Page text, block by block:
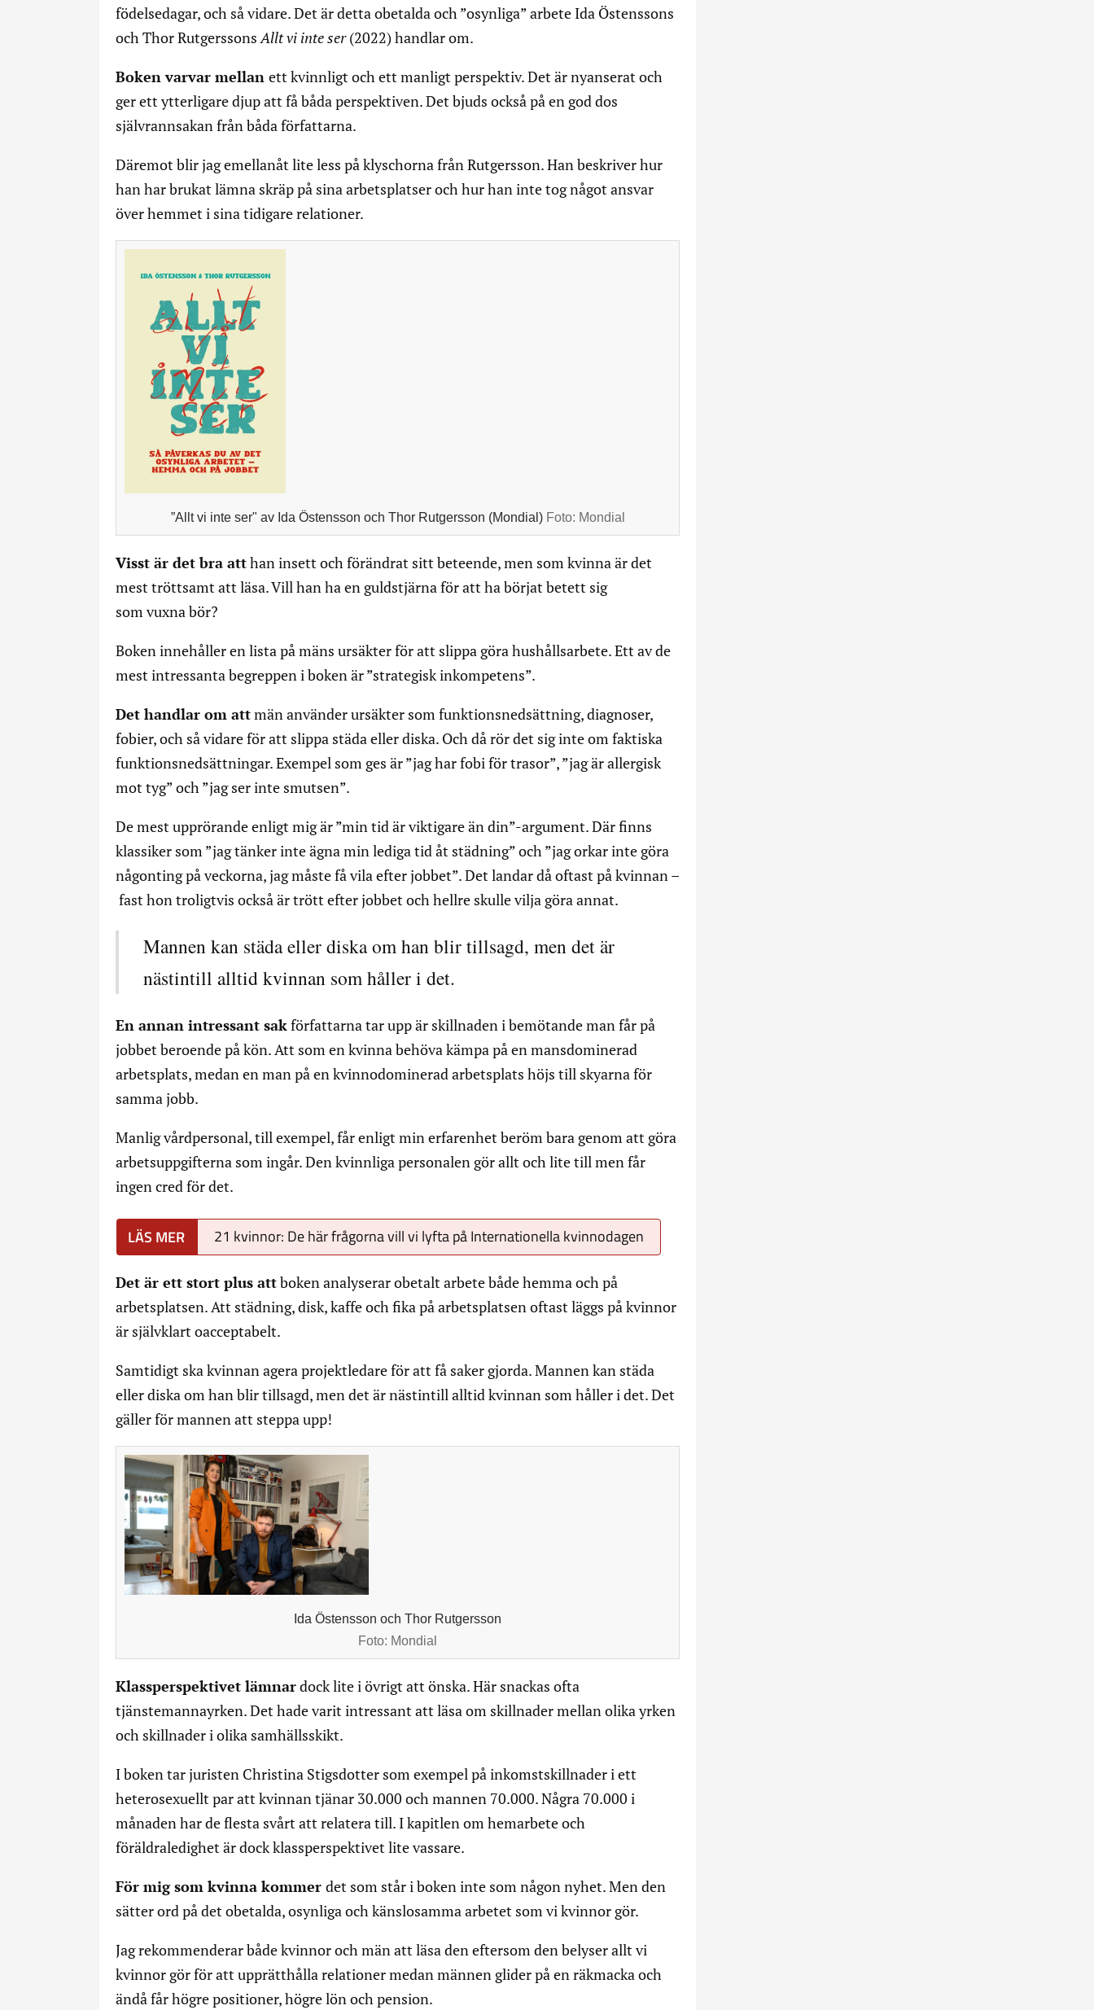
födelsedagar, och så vidare. Det är detta obetalda och ”osynliga” arbete Ida Östenssons
och Thor RutgerssonsAllt vi inte ser(2022) handlar om.
Boken varvar mellan ett kvinnligt och ett manligt perspektiv. Det är nyanserat och
ger ett ytterligare djup att få båda perspektiven. Det bjuds också på en god dos
självrannsakan från båda författarna.
Däremot blir jag emellanåt lite less på klyschorna från Rutgersson. Han beskriver hur
han har brukat lämna skräp på sina arbetsplatser och hur han inte tog något ansvar
över hemmet i sina tidigare relationer.
”Allt vi inte ser" av Ida Östensson och Thor Rutgersson (Mondial) Foto: Mondial
Visst är det bra atthan insett och förändrat sitt beteende, men som kvinna är det
mest tröttsamt att läsa. Vill han ha en guldstjärna för att ha börjat betett sig
som vuxna bör?
Boken innehåller en lista på mäns ursäkter för att slippa göra hushållsarbete. Ett av de
mest intressanta begreppen i boken är ”strategisk inkompetens”.
Det handlar om attmän använder ursäkter som funktionsnedsättning, diagnoser,
fobier, och så vidare för att slippa städa eller diska. Och då rör det sig inte om faktiska
funktionsnedsättningar. Exempel som ges är ”jag har fobi för trasor”, ”jag är allergisk
mot tyg” och ”jag ser inte smutsen”.
De mest upprörande enligt mig är ”min tid är viktigare än din”-argument. Där finns
klassiker som ”jag tänker inte ägna min lediga tid åt städning” och ”jag orkar inte göra
någonting på veckorna, jag måste få vila efter jobbet”. Det landar då oftast på kvinnan –
fast hon troligtvis också är trött efter jobbet och hellre skulle vilja göra annat.
Mannen kan städa eller diska om han blir tillsagd, men det är
nästintill alltid kvinnan som håller i det.
En annan intressant sakförfattarna tar upp är skillnaden i bemötande man får på
jobbet beroende på kön. Att som en kvinna behöva kämpa på en mansdominerad
arbetsplats, medan en man på en kvinnodominerad arbetsplats höjs till skyarna för
samma jobb.
Manlig vårdpersonal, till exempel, får enligt min erfarenhet beröm bara genom att göra
arbetsuppgifterna som ingår. Den kvinnliga personalen gör allt och lite till men får
ingen cred för det.
21 kvinnor: De här frågorna vill vi lyfta på Internationella kvinnodagen
Det är ett stort plus attboken analyserar obetalt arbete både hemma och på
arbetsplatsen. Att städning, disk, kaffe och fika på arbetsplatsen oftast läggs på kvinnor
är självklart oacceptabelt.
Samtidigt ska kvinnan agera projektledare för att få saker gjorda. Mannen kan städa
eller diska om han blir tillsagd, men det är nästintill alltid kvinnan som håller i det. Det
gäller för mannen att steppa upp!
Ida Östensson och Thor Rutgersson
Foto: Mondial
Klassperspektivet lämnardock lite i övrigt att önska. Här snackas ofta
tjänstemannayrken. Det hade varit intressant att läsa om skillnader mellan olika yrken
och skillnader i olika samhällsskikt.
I boken tar juristen Christina Stigsdotter som exempel på inkomstskillnader i ett
heterosexuellt par att kvinnan tjänar 30.000 och mannen 70.000. Några 70.000 i
månaden har de flesta svårt att relatera till. I kapitlen om hemarbete och
föräldraledighet är dock klassperspektivet lite vassare.
För mig som kvinna kommer det som står i boken inte som någon nyhet. Men den
sätter ord på det obetalda, osynliga och känslosamma arbetet som vi kvinnor gör.
Jag rekommenderar både kvinnor och män att läsa den eftersom den belyser allt vi
kvinnor gör för att upprätthålla relationer medan männen glider på en räkmacka och
ändå får högre positioner, högre lön och pension.